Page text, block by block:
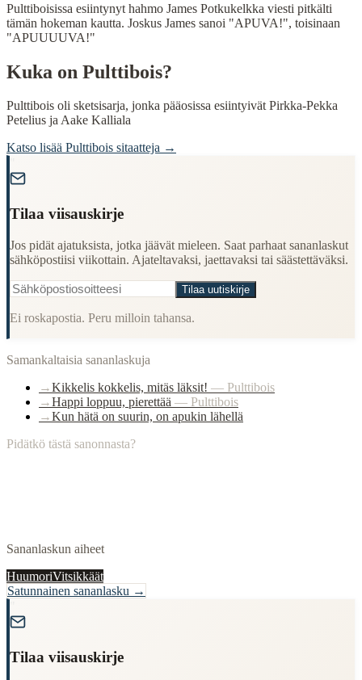
Origin:Finland
Period:Traditional folk wisdom
Pulttiboisissa esiintynyt hahmo James Potkukelkka viesti pitkälti
tämän hokeman kautta. Joskus James sanoi "APUVA!", toisinaan
"APUUUUVA!"
Kuka on Pulttibois?
Pulttibois oli sketsisarja, jonka pääosissa esiintyivät Pirkka-Pekka
Petelius ja Aake Kalliala
Katso lisää Pulttibois sitaatteja →
Tilaa viisauskirje
Jos pidät ajatuksista, jotka jäävät mieleen. Saat parhaat sananlaskut
sähköpostiisi viikottain. Ajateltavaksi, jaettavaksi tai säästettäväksi.
Tilaa uutiskirje
Ei roskapostia. Peru milloin tahansa.
Samankaltaisia sananlaskuja
→Kikkelis kokkelis, mitäs läksit! — Pulttibois
→Happi loppuu, pierettää — Pulttibois
→Kun hätä on suurin, on apukin lähellä
Pidätkö tästä sanonnasta?
Sananlaskun aiheet
HuumoriVitsikkäät
Satunnainen sananlasku →
Tilaa viisauskirje